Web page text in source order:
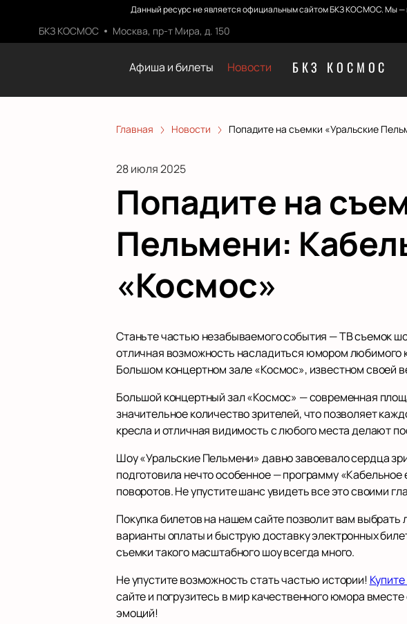
Данный ресурс не является официальным сайтом БКЗ КОСМОС. Мы —
БКЗ КОСМОС Москва, пр-т Мира, д. 150
Афиша и билеты Новости БКЗ КОСМОС
Главная Новости Попадите на съемки «Уральские
28 июля 2025
Попадите на
Пельмени:
«Космос»
Станьте частью незабываемого события — ТВ съемок
отличная возможность насладиться юмором любимого
Большом концертном зале «Космос», известном своей
Большой концертный зал «Космос» — современная
значительное количество зрителей, что позволяет
кресла и отличная видимость с любого места делают
Шоу «Уральские Пельмени» давно завоевало сердца
подготовила нечто особенное — программу
поворотов. Не упустите шанс увидеть все это своими
Покупка билетов на нашем сайте позволит вам
варианты оплаты и быструю доставку электронных
съемки такого масштабного шоу всегда много.
Не упустите возможность стать частью истории!
сайте и погрузитесь в мир качественного юмора
эмоций!